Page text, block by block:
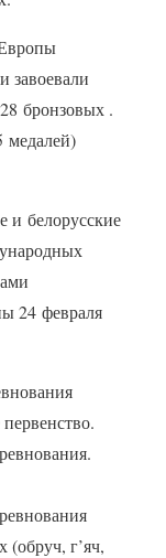
завоевали
бронзовых .
медалей)
и белорусские
24 февраля
г’яч,